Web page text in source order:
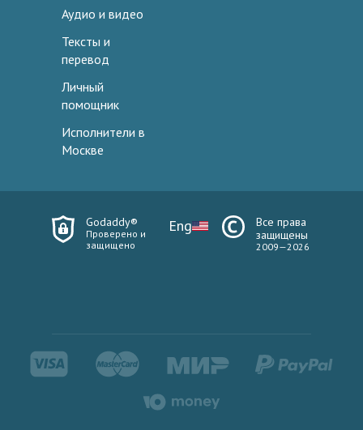
Аудио и видео
Тексты и
перевод
Личный
помощник
Исполнители в
Москве
Godaddy®
Проверено и
защищено
Eng
Все права
защищены
2009—2026